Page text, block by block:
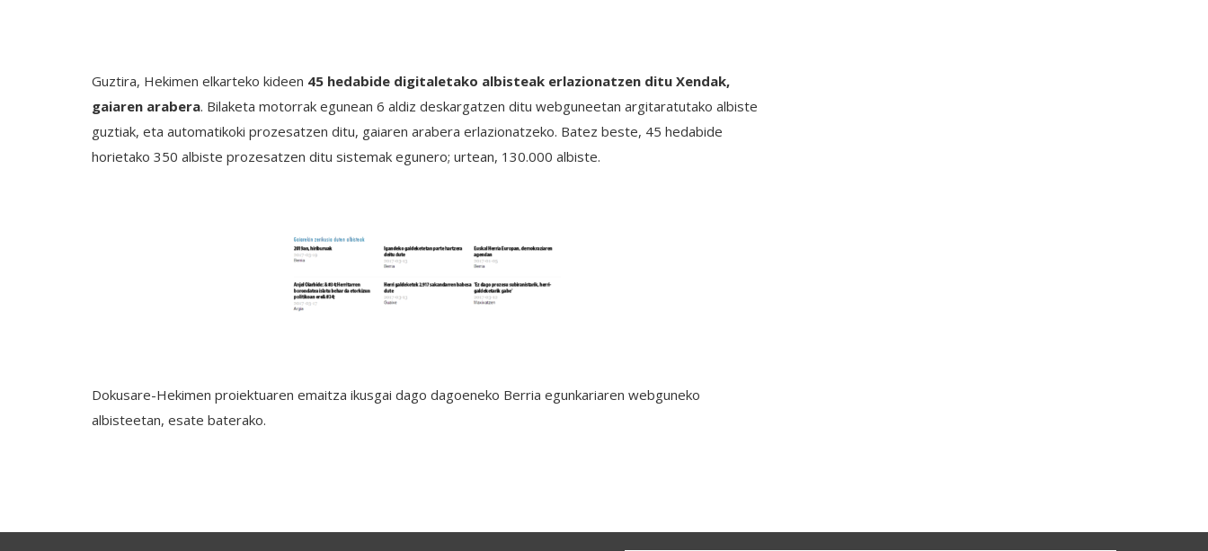
Guztira, Hekimen elkarteko kideen 45 hedabide digitaletako albisteak erlazionatzen ditu Xendak,
gaiaren arabera. Bilaketa motorrak egunean 6 aldiz deskargatzen ditu webguneetan argitaratutako albiste
guztiak, eta automatikoki prozesatzen ditu, gaiaren arabera erlazionatzeko. Batez beste, 45 hedabide
horietako 350 albiste prozesatzen ditu sistemak egunero; urtean, 130.000 albiste.
Dokusare-Hekimen proiektuaren emaitza ikusgai dago dagoeneko Berria egunkariaren webguneko
albisteetan, esate baterako.